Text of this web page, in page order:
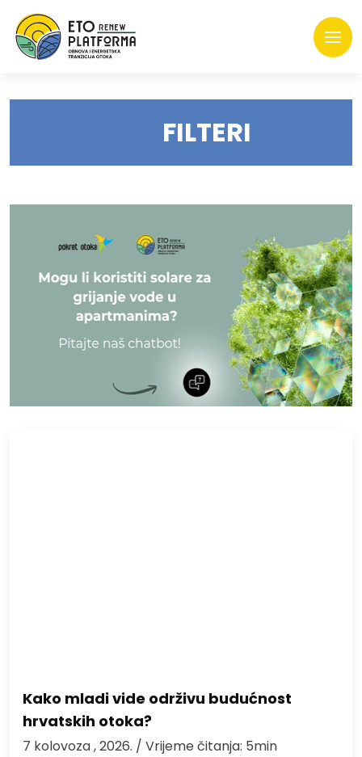
FILTERI
Kako mladi vide održivu budućnost
hrvatskih otoka?
7 kolovoza , 2026. / Vrijeme čitanja: 5min